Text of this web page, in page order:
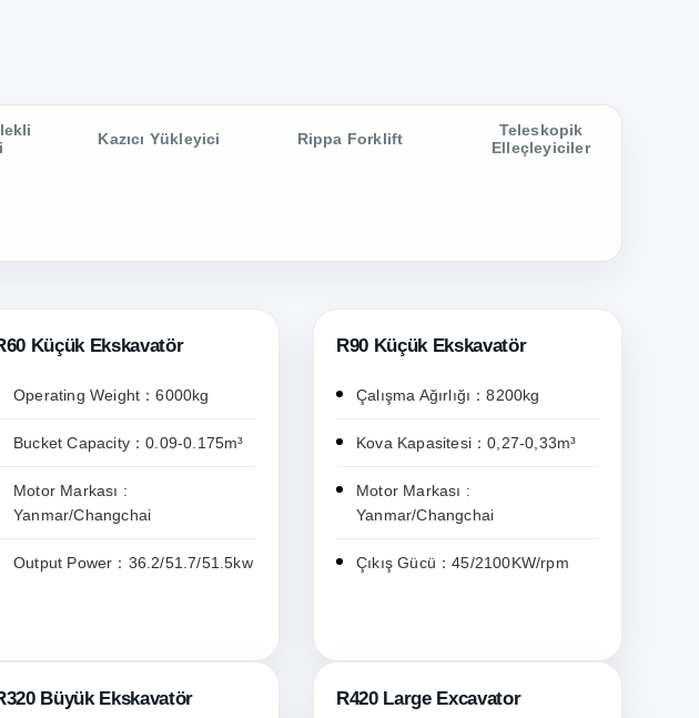
Kazıcı Yükleyici Rippa Forklift
Teleskopik
Elleçleyiciler
Küçük Ekskavatör
Operating Weight：6000kg
Bucket Capacity：0.09-0.175m³
Motor Markası :
Yanmar/Changchai
Output Power：36.2/51.7/51.5kw
R90 Küçük Ekskavatör
Çalışma Ağırlığı：8200kg
Kova Kapasitesi：0,27-0,33m³
Motor Markası :
Yanmar/Changchai
Çıkış Gücü：45/2100KW/rpm
Büyük Ekskavatör R420 Large Excavator